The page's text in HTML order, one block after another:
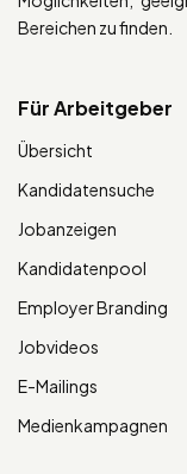
Bereichen zu finden.
Für Arbeitgeber
Übersicht
Kandidatensuche
Jobanzeigen
Kandidatenpool
Employer Branding
Jobvideos
E-Mailings
Medienkampagnen